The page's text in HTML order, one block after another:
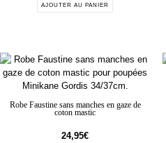
AJOUTER AU PANIER
Robe Faustine sans manches en gaze de
coton mastic
24,95€